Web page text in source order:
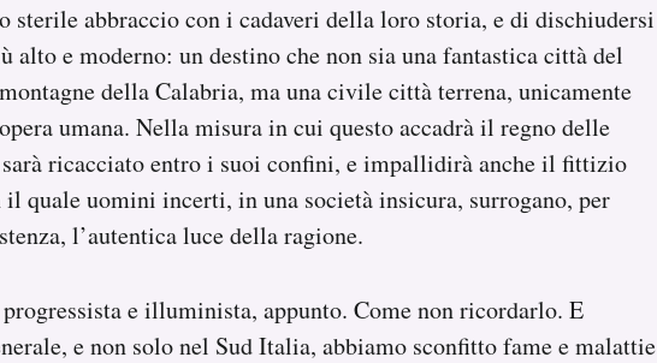
sterile abbraccio con i cadaveri della loro storia, e di dischiudersi
alto e moderno: un destino che non sia una fantastica città del
della Calabria, ma una civile città terrena, unicamente
umana. Nella misura in cui questo accadrà il regno delle
ricacciato entro i suoi confini, e impallidirà anche il fittizio
quale uomini incerti, in una società insicura, surrogano, per
l’autentica luce della ragione.
e illuminista, appunto. Come non ricordarlo. E
e non solo nel Sud Italia, abbiamo sconfitto fame e malattie